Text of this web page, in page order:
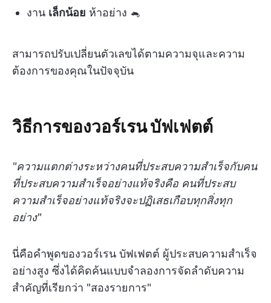
งาน เล็กน้อย ห้าอย่าง 🐁
สามารถปรับเปลี่ยนตัวเลขได้ตามความจุและความ
ต้องการของคุณในปัจจุบัน
วิธีการของวอร์เรน บัฟเฟตต์
"ความแตกต่างระหว่างคนที่ประสบความสำเร็จกับคน
ที่ประสบความสำเร็จอย่างแท้จริงคือ คนที่ประสบ
ความสำเร็จอย่างแท้จริงจะปฏิเสธเกือบทุกสิ่งทุก
อย่าง"
นี่คือคำพูดของวอร์เรน บัฟเฟตต์ ผู้ประสบความสำเร็จ
อย่างสูง ซึ่งได้คิดค้นแบบจำลองการจัดลำดับความ
สำคัญที่เรียกว่า "สองรายการ"